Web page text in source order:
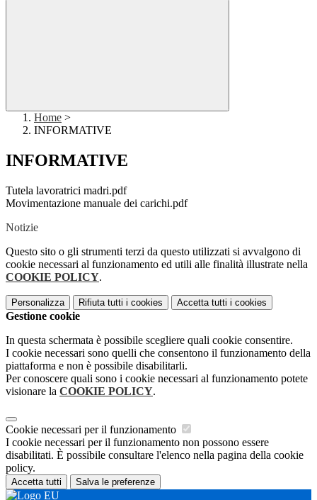
Home >
INFORMATIVE
INFORMATIVE
Tutela lavoratrici madri.pdf
Movimentazione manuale dei carichi.pdf
Notizie
Questo sito o gli strumenti terzi da questo utilizzati si avvalgono di
cookie necessari al funzionamento ed utili alle finalità illustrate nella
COOKIE POLICY.
Personalizza Rifiuta tutti i cookies Accetta tutti i cookies
Gestione cookie
In questa schermata è possibile scegliere quali cookie consentire.
I cookie necessari sono quelli che consentono il funzionamento della
piattaforma e non è possibile disabilitarli.
Per conoscere quali sono i cookie necessari al funzionamento potete
visionare la COOKIE POLICY.
Cookie necessari per il funzionamento
I cookie necessari per il funzionamento non possono essere
disabilitati. È possibile consultare l'elenco nella pagina della cookie
policy.
Accetta tutti Salva le preferenze